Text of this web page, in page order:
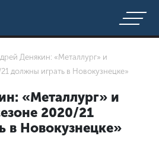
Денякин: «Металлург» и
должны играть в Новокузнецке»
«Металлург» и
2020/21
в Новокузнецке»